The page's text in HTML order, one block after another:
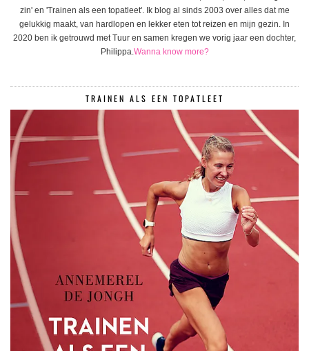
zin' en 'Trainen als een topatleet'. Ik blog al sinds 2003 over alles dat me
gelukkig maakt, van hardlopen en lekker eten tot reizen en mijn gezin. In
2020 ben ik getrouwd met Tuur en samen kregen we vorig jaar een dochter,
Philippa. Wanna know more?
TRAINEN ALS EEN TOPATLEET